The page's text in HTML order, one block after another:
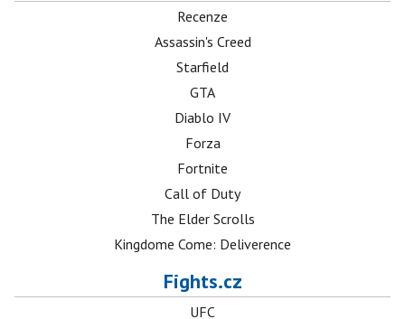
Recenze
Assassin's Creed
Starfield
GTA
Diablo IV
Forza
Fortnite
Call of Duty
The Elder Scrolls
Kingdome Come: Deliverence
Fights.cz
UFC